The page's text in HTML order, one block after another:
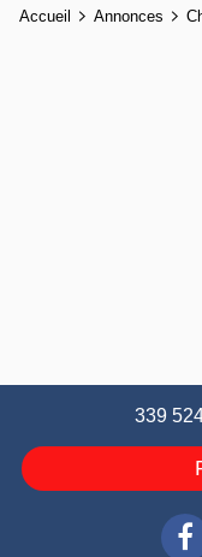
Accueil Annonces
339